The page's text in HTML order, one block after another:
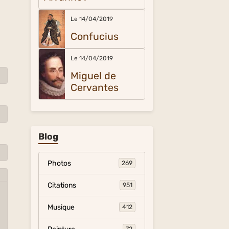
Le 14/04/2019
Confucius
Le 14/04/2019
Miguel de
Cervantes
Blog
Photos 269
Citations 951
Musique 412